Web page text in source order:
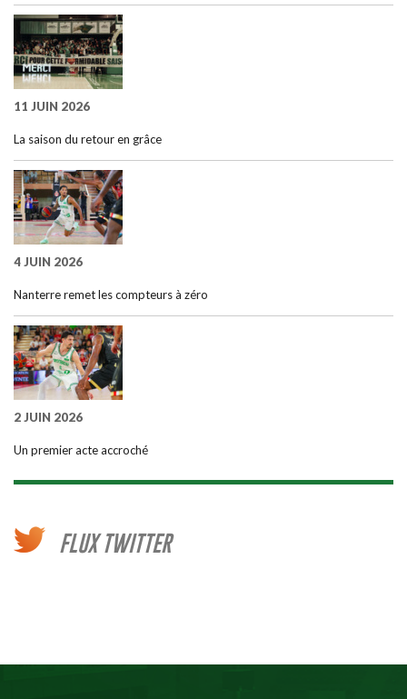
11 JUIN 2026
La saison du retour en grâce
4 JUIN 2026
Nanterre remet les compteurs à zéro
2 JUIN 2026
Un premier acte accroché
FLUX TWITTER